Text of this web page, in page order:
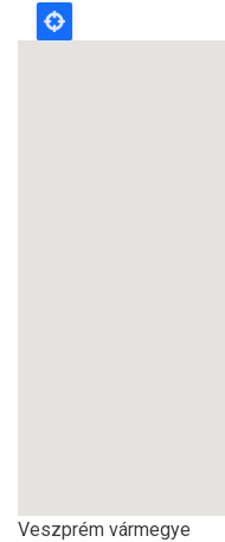
Veszprém vármegye